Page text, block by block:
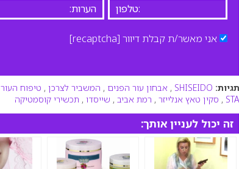
אני מאשר/ת קבלת דיוור [recaptcha]
תגיות: SHISEIDO
, אבחון עור הפנים , המשביר לצרכן , טיפוח העור
STA
, סקין טאץ אנלייזר , רמת אביב , שייסדו , תכשירי קוסמטיקה
זה יכול לעניין אותך: